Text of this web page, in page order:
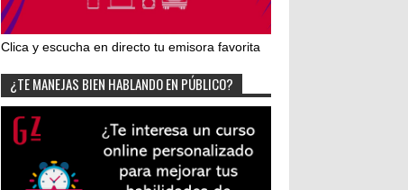
Clica y escucha en directo tu emisora favorita
¿TE MANEJAS BIEN HABLANDO EN PÚBLICO?